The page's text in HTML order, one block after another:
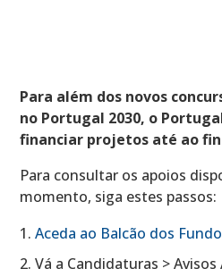
Para além dos novos
no Portugal 2030, o
financiar projetos até ao
Para consultar os apoios
momento, siga estes passos:
Aceda ao Balcão dos
Vá a Candidaturas > Avisos